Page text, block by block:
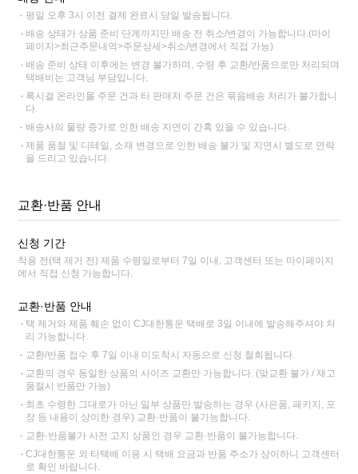
평일 오후 3시 이전 결제 완료시 당일 발송됩니다.
배송 상태가 상품 준비 단계까지만 배송 전 취소/변경이 가능합니다.(마이
페이지>최근주문내역>주문상세>취소/변경에서 직접 가능)
배송 준비 상태 이후에는 변경 불가하며, 수령 후 교환/반품으로만 처리되며
택배비는 고객님 부담입니다.
록시걸 온라인몰 주문 건과 타 판매처 주문 건은 묶음배송 처리가 불가합니
다.
배송사의 물량 증가로 인한 배송 지연이 간혹 있을 수 있습니다.
제품 품절 및 디테일, 소재 변경으로 인한 배송 불가 및 지연시 별도로 연락
을 드리고 있습니다.
교환·반품 안내
신청 기간
착용 전(택 제거 전) 제품 수령일로부터 7일 이내, 고객센터 또는 마이페이지
에서 직접 신청 가능합니다.
교환·반품 안내
택 제거와 제품 훼손 없이 CJ대한통운 택배로 3일 이내에 발송해주셔야 처
리 가능합니다.
교환/반품 접수 후 7일 이내 미도착시 자동으로 신청 철회됩니다.
교환의 경우 동일한 상품의 사이즈 교환만 가능합니다. (맞교환 불가 / 재고
품절시 반품만 가능)
최초 수령한 그대로가 아닌 일부 상품만 발송하는 경우 (사은품, 패키지, 포
장 등 내용이 상이한 경우) 교환·반품이 불가능합니다.
교환·반품불가 사전 고지 상품인 경우 교환·반품이 불가능합니다.
CJ대한통운 외 타택배 이용 시 택배 요금과 반품 주소가 상이하니 고객센터
로 확인 바랍니다.